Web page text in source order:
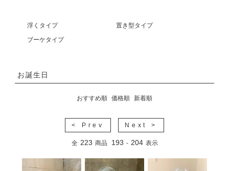
浮くタイプ
置き型タイプ
ブーケタイプ
お誕生日
おすすめ順 価格順 新着順
< Prev Next >
全 223 商品 193 - 204 表示